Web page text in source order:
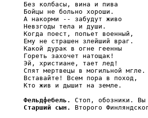
     Без колбасы, вина и пива
     Бойцы не больно хороши.
     А накорми -- забудут живо
     Невзгоды тела и души.
     Когда поест, попьет военный,
     Ему не страшен злейший враг.
     Какой дурак в огне геенны
     Гореть захочет натощак!
     Эй, христиане, тает лед!
     Спят мертвецы в могильной мгле.
     Вставайте! Всем пора в поход,
     Кто жив и дышит на земле.
Фельдфебель.
Стоп, обозники. Вы
Старший сын.
Второго